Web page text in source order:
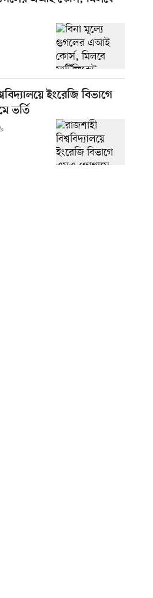
ইংরেজি বিভাগে
ভর্তি